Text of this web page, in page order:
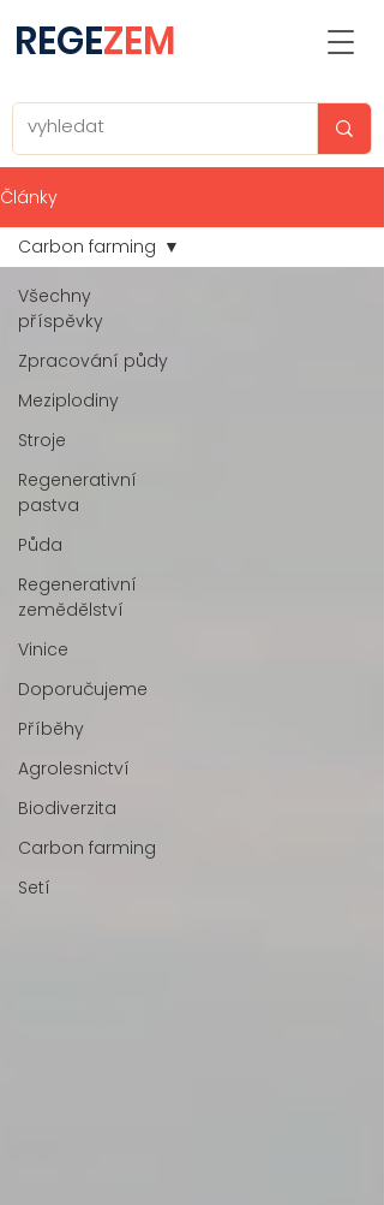
REGEZEM
Články
Všechny
příspěvky
Zpracování půdy
Meziplodiny
Stroje
Regenerativní
pastva
Půda
Regenerativní
zemědělství
Vinice
Doporučujeme
Příběhy
Agrolesnictví
Biodiverzita
Carbon farming
Setí
Carbon farming